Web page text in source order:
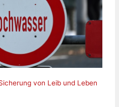
von Leib und Leben